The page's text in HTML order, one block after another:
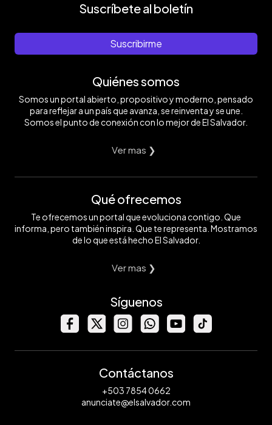
Suscríbete al boletín
Suscribirme
Quiénes somos
Somos un portal abierto, propositivo y moderno, pensado
para reflejar a un país que avanza, se reinventa y se une.
Somos el punto de conexión con lo mejor de El Salvador.
Ver mas ❯
Qué ofrecemos
Te ofrecemos un portal que evoluciona contigo. Que
informa, pero también inspira. Que te representa. Mostramos
de lo que está hecho El Salvador.
Ver mas ❯
Síguenos
Contáctanos
+503 7854 0662
anunciate@elsalvador.com